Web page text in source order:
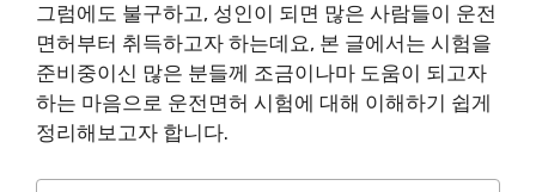
그럼에도 불구하고, 성인이 되면 많은 사람들이 운전
면허부터 취득하고자 하는데요, 본 글에서는 시험을
준비중이신 많은 분들께 조금이나마 도움이 되고자
하는 마음으로 운전면허 시험에 대해 이해하기 쉽게
정리해보고자 합니다.